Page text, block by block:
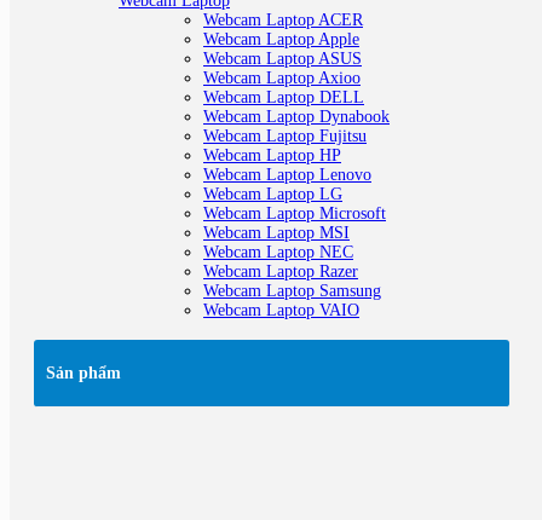
Webcam Laptop ACER
Webcam Laptop Apple
Webcam Laptop ASUS
Webcam Laptop Axioo
Webcam Laptop DELL
Webcam Laptop Dynabook
Webcam Laptop Fujitsu
Webcam Laptop HP
Webcam Laptop Lenovo
Webcam Laptop LG
Webcam Laptop Microsoft
Webcam Laptop MSI
Webcam Laptop NEC
Webcam Laptop Razer
Webcam Laptop Samsung
Webcam Laptop VAIO
Sản phẩm